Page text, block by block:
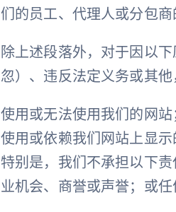
们的员工、代理人或分包
除上述段落外，对于因以
忽）、违反法定义务或其
使用或无法使用我们的网站
使用或依赖我们网站上显示
特别是，我们不承担以下
业机会、商誉或声誉；或任